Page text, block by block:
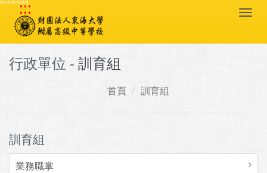
跳到主要內容區塊
:::
行政單位 - 訓育組
首頁 訓育組
訓育組
業務職掌